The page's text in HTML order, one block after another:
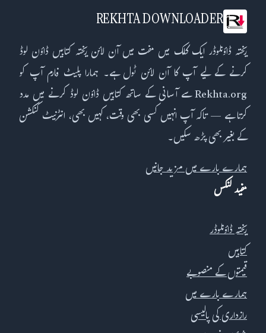
REKHTA DOWNLOADER
ریختہ ڈاؤنلوڈر ایک کلک میں مفت میں آن لائن ریختہ کتابیں ڈاؤن لوڈ
کرنے کے لیے آپ کا آن لائن ٹول ہے۔ ہمارا پلیٹ فارم آپ کو
Rekhta.org سے آسانی کے ساتھ کتابیں ڈاؤن لوڈ کرنے میں مدد
کرتا ہے — تاکہ آپ انہیں کسی بھی وقت، کہیں بھی، انٹرنیٹ کنکشن
کے بغیر بھی پڑھ سکیں۔
ہمارے بارے میں مزید جانیں
مفید لنکس
ریختہ ڈاؤنلوڈر
کتابیں
قیمتوں کے منصوبے
ہمارے بارے میں
رازداری کی پالیسی